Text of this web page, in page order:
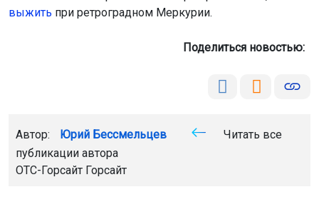
выжить при ретроградном Меркурии.
Поделиться новостью:
Автор: Юрий Бессмельцев
Читать все
публикации автора
ОТС-Горсайт Горсайт